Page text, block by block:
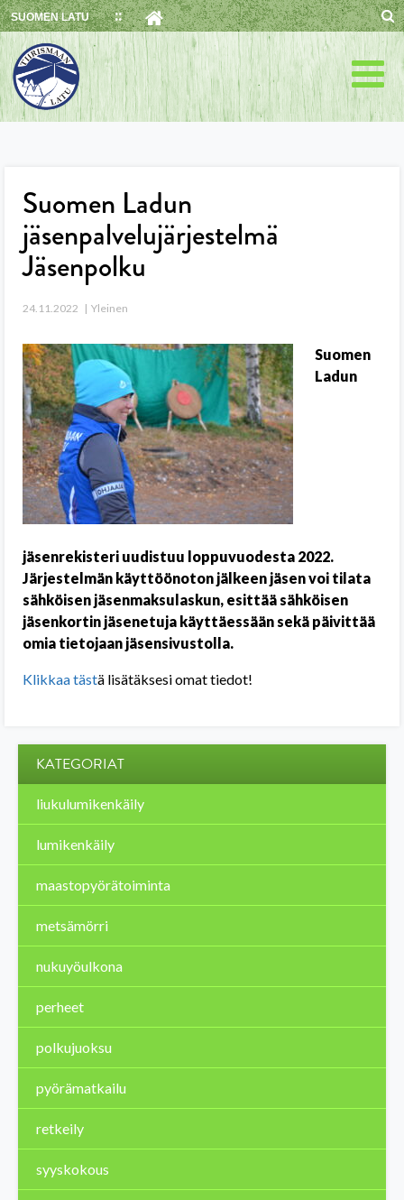
Skip
to
content
SUOMEN LATU
Suomen Ladun
jäsenpalvelujärjestelmä
Jäsenpolku
24.11.2022 Yleinen
Suomen
Ladun
jäsenrekisteri uudistuu loppuvuodesta 2022.
Järjestelmän käyttöönoton jälkeen jäsen voi tilata
sähköisen jäsenmaksulaskun, esittää sähköisen
jäsenkortin jäsenetuja käyttäessään sekä päivittää
omia tietojaan jäsensivustolla.
Klikkaa tästä lisätäksesi omat tiedot!
KATEGORIAT
liukulumikenkäily
lumikenkäily
maastopyörätoiminta
metsämörri
nukuyöulkona
perheet
polkujuoksu
pyörämatkailu
retkeily
syyskokous